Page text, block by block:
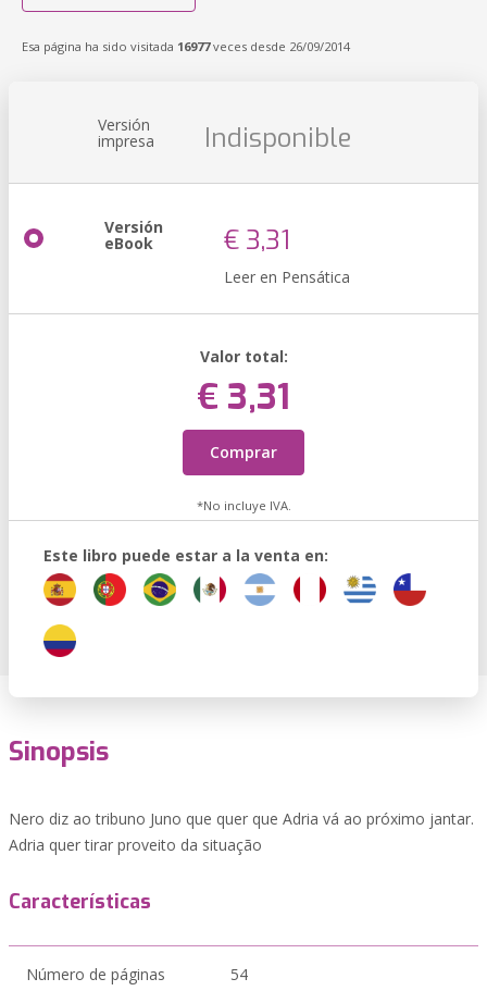
Esa página ha sido visitada 16977veces desde 26/09/2014
Versión
impresa Indisponible
Versión
eBook € 3,31
Leer en Pensática
Valor total:
€ 3,31
Comprar
*No incluye IVA.
Este libro puede estar a la venta en:
Sinopsis
Nero diz ao tribuno Juno que quer que Adria vá ao próximo jantar.
Adria quer tirar proveito da situação
Características
Número de páginas 54